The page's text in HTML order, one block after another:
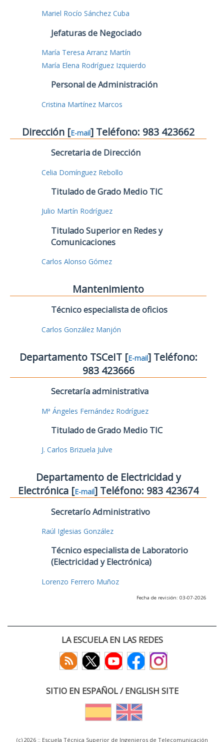
Mariel Rocío Sánchez Cuba
Jefaturas de Negociado
María Teresa Arranz Martín
María Elena Rodríguez Izquierdo
Personal de Administración
Cristina Martínez Marcos
Dirección [E-mail] Teléfono: 983 423662
Secretaria de Dirección
Celia Domínguez Rebollo
Titulado de Grado Medio TIC
Julio Martín Rodríguez
Titulado Superior en Redes y
Comunicaciones
Carlos Alonso Gómez
Mantenimiento
Técnico especialista de oficios
Carlos González Manjón
Departamento TSCeIT [E-mail] Teléfono:
983 423666
Secretaría administrativa
Mª Ángeles Fernández Rodríguez
Titulado de Grado Medio TIC
J. Carlos Brizuela Julve
Departamento de Electricidad y
Electrónica [E-mail] Teléfono: 983 423674
Secretarío Administrativo
Raúl Iglesias González
Técnico especialista de Laboratorio
(Electricidad y Electrónica)
Lorenzo Ferrero Muñoz
Fecha de revisión: 03-07-2026
LA ESCUELA EN LAS REDES
SITIO EN ESPAÑOL / ENGLISH SITE
(c) 2026 :: Escuela Técnica Superior de Ingenieros de Telecomunicación